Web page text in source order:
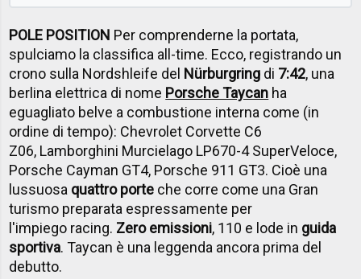
POLE POSITION Per comprenderne la portata,
spulciamo la classifica all-time. Ecco, registrando un
crono sulla Nordshleife del Nürburgring di 7:42, una
berlina elettrica di nome Porsche Taycan ha
eguagliato belve a combustione interna come (in
ordine di tempo): Chevrolet Corvette C6
Z06, Lamborghini Murcielago LP670-4 SuperVeloce,
Porsche Cayman GT4, Porsche 911 GT3. Cioè una
lussuosa quattro porte che corre come una Gran
turismo preparata espressamente per
l'impiego racing. Zero emissioni, 110 e lode in guida
sportiva. Taycan è una leggenda ancora prima del
debutto.